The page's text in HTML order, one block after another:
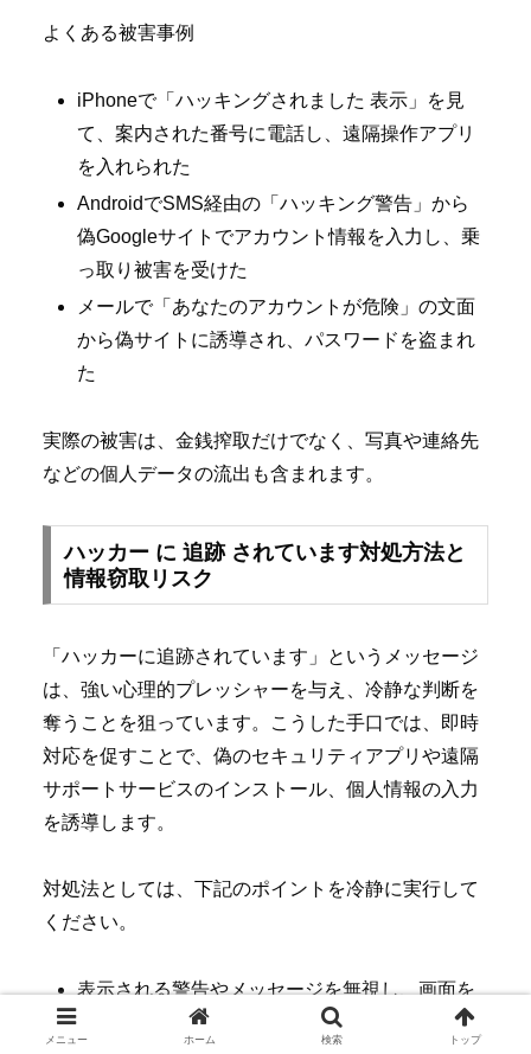
よくある被害事例
iPhoneで「ハッキングされました 表示」を見
て、案内された番号に電話し、遠隔操作アプリ
を入れられた
AndroidでSMS経由の「ハッキング警告」から
偽Googleサイトでアカウント情報を入力し、乗
っ取り被害を受けた
メールで「あなたのアカウントが危険」の文面
から偽サイトに誘導され、パスワードを盗まれ
た
実際の被害は、金銭搾取だけでなく、写真や連絡先
などの個人データの流出も含まれます。
ハッカー に 追跡 されています対処方法と
情報窃取リスク
「ハッカーに追跡されています」というメッセージ
は、強い心理的プレッシャーを与え、冷静な判断を
奪うことを狙っています。こうした手口では、即時
対応を促すことで、偽のセキュリティアプリや遠隔
サポートサービスのインストール、個人情報の入力
を誘導します。
対処法としては、下記のポイントを冷静に実行して
ください。
表示される警告やメッセージを無視し、画面を
メニュー ホーム 検索 トップ